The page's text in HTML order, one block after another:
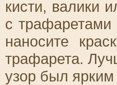
кисти, валики
с трафаретами
наносите
трафарета.
узор был ярким